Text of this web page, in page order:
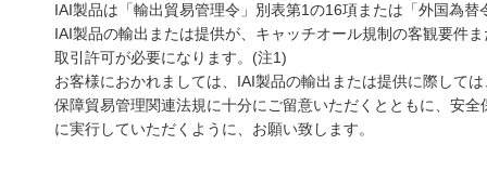
IAI製品は「輸出貿易管理令」別表第1の16項または「外国為
IAI製品の輸出または提供が、キャッチオール規制の客観要件
取引許可が必要になります。(注1)
お客様におかれましては、IAI製品の輸出または提供に際して
保障貿易管理関連法規に十分にご留意いただくとともに、安
に実行していただくように、お願い致します。